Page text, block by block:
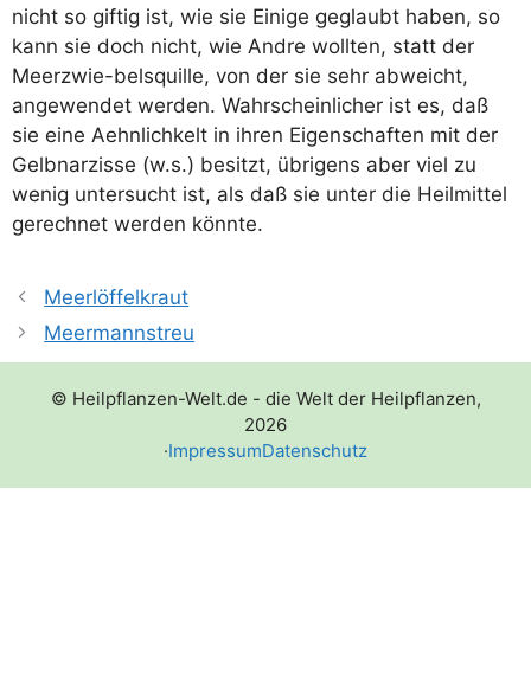
nicht so gif­tig ist, wie sie Eini­ge geglaubt haben, so
kann sie doch nicht, wie And­re woll­ten, statt der
Meer­zwie-bels­quil­le, von der sie sehr abweicht,
ange­wen­det wer­den. Wahr­schein­li­cher ist es, daß
sie eine Aehn­lich­kelt in ihren Eigen­schaf­ten mit der
Gelb­nar­zis­se (w.s.) besitzt, übri­gens aber viel zu
wenig unter­sucht ist, als daß sie unter die Heil­mit­tel
gerech­net wer­den könnte.
Meerlöffelkraut
Meermannstreu
© Heilpflanzen-Welt.de - die Welt der Heilpflanzen,
2026
·ImpressumDatenschutz